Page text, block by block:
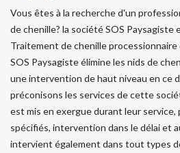
Vous êtes à la recherche d'un
de chenille? la société SOS Paysagiste
Traitement de chenille processionnaire
SOS Paysagiste élimine les nids de
une intervention de haut niveau en ce
préconisons les services de cette
est mis en exergue durant leur
spécifiés, intervention dans le délai et
intervient également dans tout types